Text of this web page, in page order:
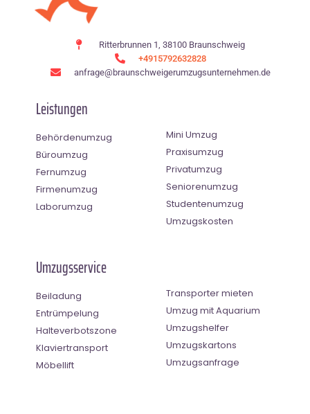
Ritterbrunnen 1, 38100 Braunschweig
+4915792632828
anfrage@braunschweigerumzugsunternehmen.de
Leistungen
Behördenumzug
Büroumzug
Fernumzug
Firmenumzug
Laborumzug
Mini Umzug
Praxisumzug
Privatumzug
Seniorenumzug
Studentenumzug
Umzugskosten
Umzugsservice
Beiladung
Entrümpelung
Halteverbotszone
Klaviertransport
Möbellift
Transporter mieten
Umzug mit Aquarium
Umzugshelfer
Umzugskartons
Umzugsanfrage